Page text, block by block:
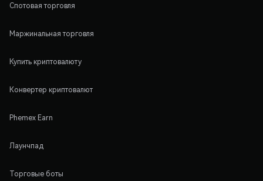
Спотовая торговля
Маржинальная торговля
Купить криптовалюту
Конвертер криптовалют
Phemex Earn
Лаунчпад
Торговые боты